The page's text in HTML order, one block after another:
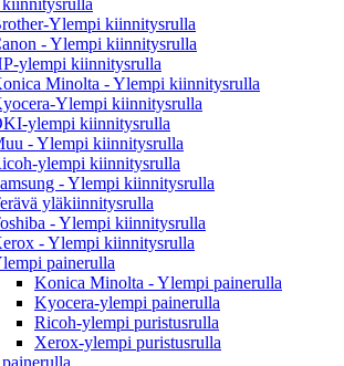
Ylempi kiinnitysrulla
- Ylempi kiinnitysrulla
ylempi kiinnitysrulla
Minolta - Ylempi kiinnitysrulla
Ylempi kiinnitysrulla
ylempi kiinnitysrulla
- Ylempi kiinnitysrulla
ylempi kiinnitysrulla
- Ylempi kiinnitysrulla
yläkiinnitysrulla
- Ylempi kiinnitysrulla
- Ylempi kiinnitysrulla
painerulla
Konica Minolta - Ylempi painerulla
Kyocera-ylempi painerulla
Ricoh-ylempi puristusrulla
Xerox-ylempi puristusrulla